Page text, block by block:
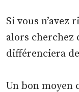
Si vous n’avez
alors cherchez
différenciera
Un bon moyen